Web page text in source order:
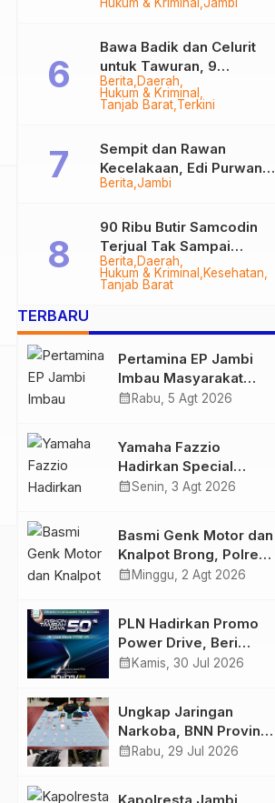
Berita Daerah
Hukum & Kriminal
Tanjab Barat Terkini
Bawa Badik dan Celurit
untuk Tawuran, 9
Anggota Geng Motor di
Tanjab Barat Diringkus
Berita Jambi
Sempit dan Rawan
Kecelakaan, Edi Purwanto
Targetkan Jalan Lintas
2028
Berita Daerah
Hukum & Kriminal
Kesehatan
Tanjab Barat
90 Ribu Butir Samcodin
Terjual Tak Sampai
Setahun, Indra Safari
Desak Audit Menyeluruh
TERBARU
Pertamina EP Jambi
Imbau Masyarakat
Tidak Beraktivitas di
Bersama
calendar_month Rabu, 5 Agt 2026
Yamaha Fazzio
Hadirkan Special
Edition Sunset Blue,
Semakin Skena
calendar_monthSenin, 3 Agt 2026
Basmi Genk Motor dan
Knalpot Brong, Polres
Tanjab Barat Amankan
calendar_month Minggu, 2 Agt 2026
PLN Hadirkan Promo
Power Drive, Beri
Diskon Tambah Daya
calendar_month Kamis, 30 Jul 2026
Ungkap Jaringan
Narkoba, BNN Provinsi
Jambi dan Bea Cukai
calendar_month Rabu, 29 Jul 2026